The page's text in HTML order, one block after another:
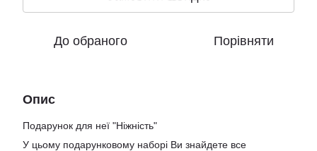
До обраного Порівняти
Опис
Подарунок для неї "Ніжність"
У цьому подарунковому наборі Ви знайдете все